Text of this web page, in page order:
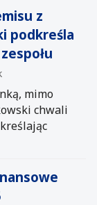
z
podkreśla
mimo
chwali